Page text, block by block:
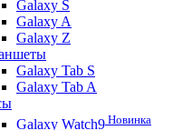
Galaxy S
Galaxy A
Galaxy Z
Galaxy Tab S
Galaxy Tab A
Galaxy Watch9 Новинка